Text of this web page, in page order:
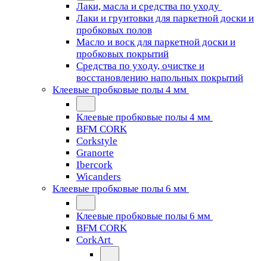
Лаки, масла и средства по уходу
Лаки и грунтовки для паркетной доски и
пробковых полов
Масло и воск для паркетной доски и
пробковых покрытий
Средства по уходу, очистке и
восстановлению напольных покрытий
Клеевые пробковые полы 4 мм
Клеевые пробковые полы 4 мм
BFM CORK
Corkstyle
Granorte
Ibercork
Wicanders
Клеевые пробковые полы 6 мм
Клеевые пробковые полы 6 мм
BFM CORK
CorkArt